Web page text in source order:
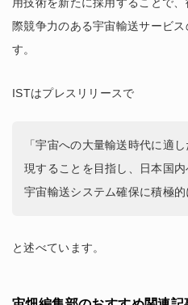
際競争力のある宇宙輸送サービ
す。
ISTはプレスリリースで
「宇宙への大量輸送時代に適
現することを目指し、日本国
宇宙輸送システム確保に積極的
と述べています。